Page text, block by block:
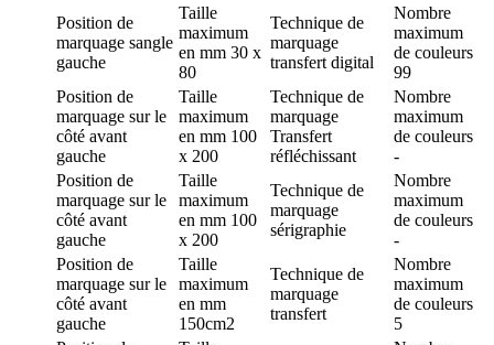
Position de
marquage sangle
gauche
Taille
maximum
en mm 30 x
80
Technique de
marquage
transfert digital
Nombre
maximum
de couleurs
99
Position de
marquage sur le
côté avant
gauche
Taille
maximum
en mm 100
x 200
Technique de
marquage
Transfert
réfléchissant
Nombre
maximum
de couleurs
-
Position de
marquage sur le
côté avant
gauche
Taille
maximum
en mm 100
x 200
Technique de
marquage
sérigraphie
Nombre
maximum
de couleurs
-
Position de
marquage sur le
côté avant
gauche
Taille
maximum
en mm
150cm2
Technique de
marquage
transfert
Nombre
maximum
de couleurs
5